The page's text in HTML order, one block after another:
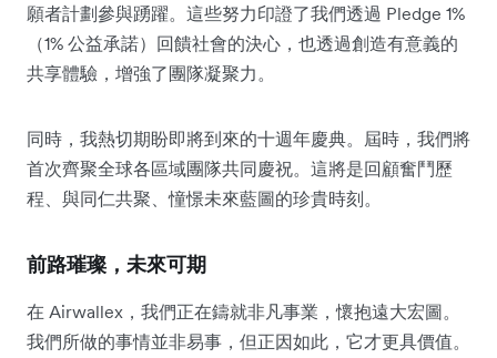
願者計劃參與踴躍。這些努力印證了我們透過 Pledge 1%
（1% 公益承諾）回饋社會的決心，也透過創造有意義的
共享體驗，增強了團隊凝聚力。
同時，我熱切期盼即將到來的十週年慶典。屆時，我們將
首次齊聚全球各區域團隊共同慶祝。這將是回顧奮鬥歷
程、與同仁共聚、憧憬未來藍圖的珍貴時刻。
前路璀璨，未來可期
在 Airwallex，我們正在鑄就非凡事業，懷抱遠大宏圖。
我們所做的事情並非易事，但正因如此，它才更具價值。